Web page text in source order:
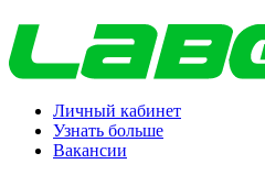
Личный кабинет
Узнать больше
Вакансии